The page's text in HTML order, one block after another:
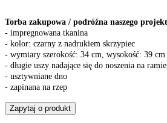
Torba zakupowa / podróżna naszego
- impregnowana tkanina
- kolor: czarny z nadrukiem skrzypiec
- wymiary szerokość: 34 cm, wysokość: 39 cm
- długie uszy nadające się do noszenia na
- usztywniane dno
- zapinana na rzep
Zapytaj o produkt